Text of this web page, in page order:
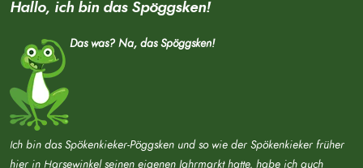
Hallo, ich bin das Spöggsken!
Das was? Na, das Spöggsken!
Ich bin das Spökenkieker-Pöggsken und so wie der Spökenkieker früher
hier in Harsewinkel seinen eigenen Jahrmarkt hatte, habe ich auch